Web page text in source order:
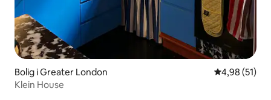
Bolig i Greater London 4,98 ud af 5
4,98 (51)
Klein House